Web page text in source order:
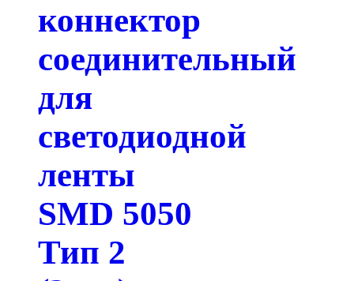
коннектор
соединительный
для
светодиодной
ленты
SMD 5050
Тип 2